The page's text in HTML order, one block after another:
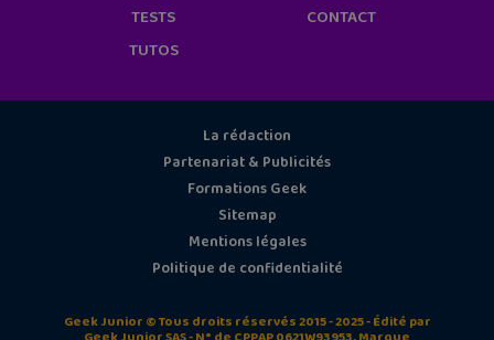
TESTS
TUTOS
CONTACT
La rédaction
Partenariat & Publicités
Formations Geek
Sitemap
Mentions légales
Politique de confidentialité
Geek Junior © Tous droits réservés 2015 - 2025 - Édité par